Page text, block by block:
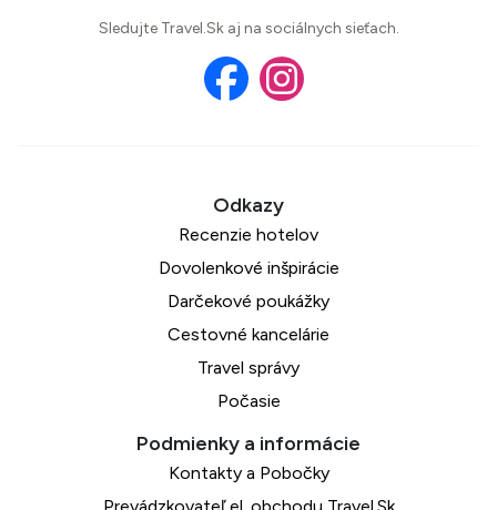
Sledujte Travel.Sk aj na sociálnych sieťach.
Recenzie hotelov
Dovolenkové inšpirácie
Darčekové poukážky
Cestovné kancelárie
Travel správy
Počasie
Kontakty a Pobočky